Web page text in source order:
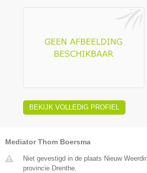
BEKIJK VOLLEDIG PROFIEL
Mediator Thom Boersma
Niet gevestigd in de plaats Nieuw
provincie Drenthe.